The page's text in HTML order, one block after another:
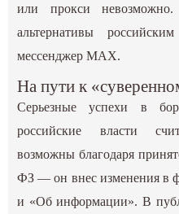
или прокси невозможно.
альтернативы
мессенджер MAX.
На пути к
Серьезные успехи в
российские власти
возможны благодаря
ФЗ — он внес изменения в
и «Об информации». В